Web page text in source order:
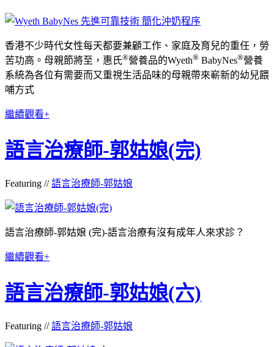
香港不少時代女性每天都要兼顧工作、家庭及育兒的重任，勞
苦功高。母親節將至，惠氏®營養品的Wyeth® BabyNes®營養
系統為各位有需要而又重視生活品味的母親帶來嶄新的幼兒餵
哺方式
繼續觀看+
語言治療師-郭姑娘(完)
Featuring //語言治療師-郭姑娘
語言治療師-郭姑娘 (完)-語言治療有沒有成年人來求診？
繼續觀看+
語言治療師-郭姑娘(六)
Featuring //語言治療師-郭姑娘